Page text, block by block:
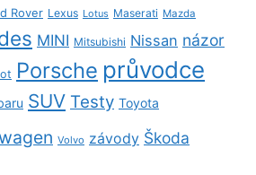
Rover Lexus Lotus Maserati Mazda
MINI Mitsubishi Nissan názor
Porsche průvodce
SUV Testy Toyota
Volvo závody Škoda